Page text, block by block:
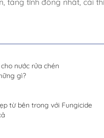
tăng tính đồng nhất, cải
nước rửa chén
gì?
từ bên trong với Fungicide